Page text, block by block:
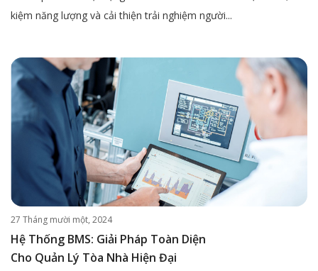
kiệm năng lượng và cải thiện trải nghiệm người...
27 Tháng mười một, 2024
Hệ Thống BMS: Giải Pháp Toàn Diện
Cho Quản Lý Tòa Nhà Hiện Đại